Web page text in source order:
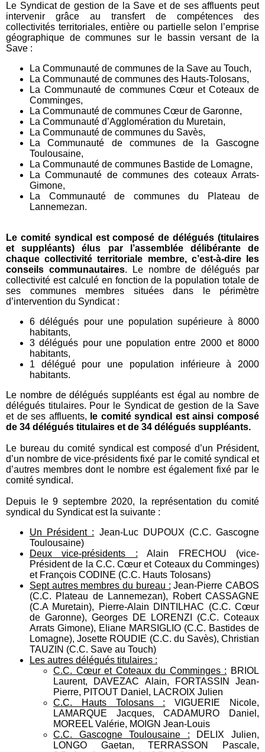
Le Syndicat de gestion de la Save et de ses affluents peut
intervenir grâce au transfert de compétences des
collectivités territoriales, entière ou partielle selon l’emprise
géographique de communes sur le bassin versant de la
Save :
La Communauté de communes de la Save au Touch,
La Communauté de communes des Hauts-Tolosans,
La Communauté de communes Cœur et Coteaux de
Comminges,
La Communauté de communes Cœur de Garonne,
La Communauté d’Agglomération du Muretain,
La Communauté de communes du Savès,
La Communauté de communes de la Gascogne
Toulousaine,
La Communauté de communes Bastide de Lomagne,
La Communauté de communes des coteaux Arrats-
Gimone,
La Communauté de communes du Plateau de
Lannemezan.
Le comité syndical est composé de délégués (titulaires
et suppléants) élus par l’assemblée délibérante de
chaque collectivité territoriale membre, c’est-à-dire les
conseils communautaires. Le nombre de délégués par
collectivité est calculé en fonction de la population totale de
ses communes membres situées dans le périmètre
d’intervention du Syndicat :
6 délégués pour une population supérieure à 8000
habitants,
3 délégués pour une population entre 2000 et 8000
habitants,
1 délégué pour une population inférieure à 2000
habitants.
Le nombre de délégués suppléants est égal au nombre de
délégués titulaires. Pour le Syndicat de gestion de la Save
et de ses affluents, le comité syndical est ainsi composé
de 34 délégués titulaires et de 34 délégués suppléants.
Le bureau du comité syndical est composé d’un Président,
d’un nombre de vice-présidents fixé par le comité syndical et
d’autres membres dont le nombre est également fixé par le
comité syndical.
Depuis le 9 septembre 2020, la représentation du comité
syndical du Syndicat est la suivante :
Un Président : Jean-Luc DUPOUX (C.C. Gascogne
Toulousaine)
Deux vice-présidents : Alain FRECHOU (vice-
Président de la C.C. Cœur et Coteaux du Comminges)
et François CODINE (C.C. Hauts Tolosans)
Sept autres membres du bureau : Jean-Pierre CABOS
(C.C. Plateau de Lannemezan), Robert CASSAGNE
(C.A Muretain), Pierre-Alain DINTILHAC (C.C. Cœur
de Garonne), Georges DE LORENZI (C.C. Coteaux
Arrats Gimone), Eliane MARSIGLIO (C.C. Bastides de
Lomagne), Josette ROUDIE (C.C. du Savès), Christian
TAUZIN (C.C. Save au Touch)
Les autres délégués titulaires :
C.C. Cœur et Coteaux du Comminges : BRIOL
Laurent, DAVEZAC Alain, FORTASSIN Jean-
Pierre, PITOUT Daniel, LACROIX Julien
C.C. Hauts Tolosans : VIGUERIE Nicole,
LAMARQUE Jacques, CADAMURO Daniel,
MOREEL Valérie, MOIGN Jean-Louis
C.C. Gascogne Toulousaine : DELIX Julien,
LONGO Gaetan, TERRASSON Pascale,